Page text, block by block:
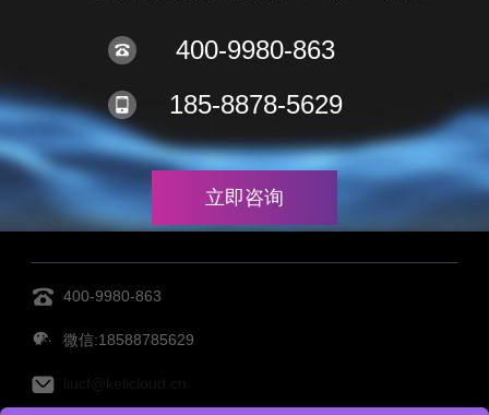
400-9980-863
185-8878-5629
立即咨询
400-9980-863
微信:18588785629